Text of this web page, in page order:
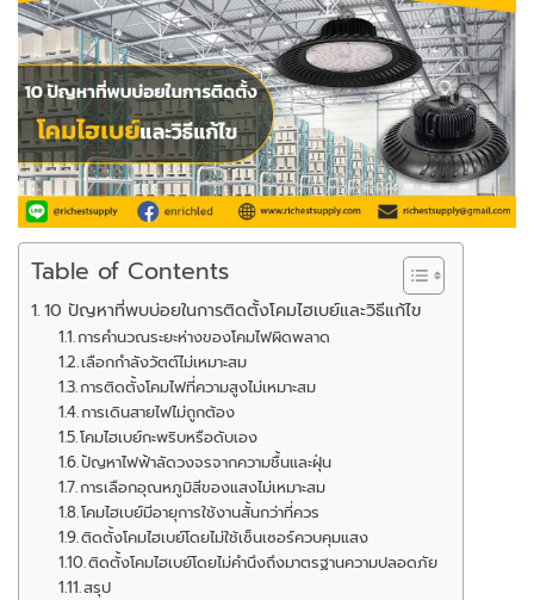
Table of Contents
10 ปัญหาที่พบบ่อยในการติดตั้งโคมไฮเบย์และวิธีแก้ไข
การคำนวณระยะห่างของโคมไฟผิดพลาด
เลือกกำลังวัตต์ไม่เหมาะสม
การติดตั้งโคมไฟที่ความสูงไม่เหมาะสม
การเดินสายไฟไม่ถูกต้อง
โคมไฮเบย์กะพริบหรือดับเอง
ปัญหาไฟฟ้าลัดวงจรจากความชื้นและฝุ่น
การเลือกอุณหภูมิสีของแสงไม่เหมาะสม
โคมไฮเบย์มีอายุการใช้งานสั้นกว่าที่ควร
ติดตั้งโคมไฮเบย์โดยไม่ใช้เซ็นเซอร์ควบคุมแสง
ติดตั้งโคมไฮเบย์โดยไม่คำนึงถึงมาตรฐานความปลอดภัย
สรุป